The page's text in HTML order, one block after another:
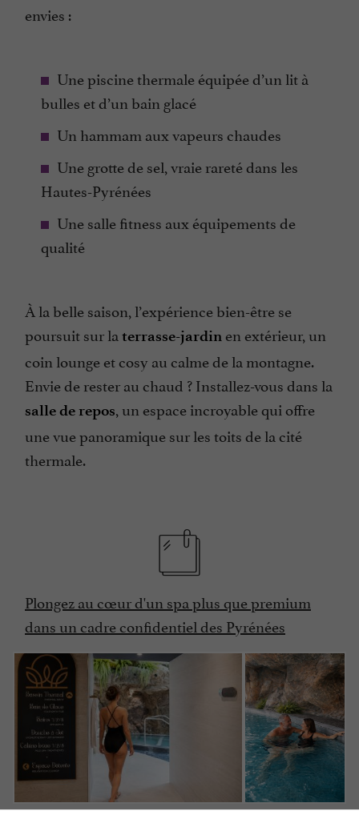
envies :
Une piscine thermale équipée d’un lit à
bulles et d’un bain glacé
Un hammam aux vapeurs chaudes
Une grotte de sel, vraie rareté dans les
Hautes-Pyrénées
Une salle fitness aux équipements de
qualité
À la belle saison, l’expérience bien-être se
poursuit sur la terrasse-jardin en extérieur, un
coin lounge et cosy au calme de la montagne.
Envie de rester au chaud ? Installez-vous dans la
salle de repos, un espace incroyable qui offre
une vue panoramique sur les toits de la cité
thermale.
Plongez au cœur d'un spa plus que premium
dans un cadre confidentiel des Pyrénées